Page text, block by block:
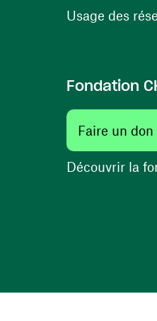
fenêtre)Usage des
Fondation
Faire un don
Découvrir la